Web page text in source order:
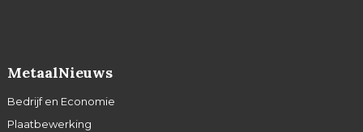
MetaalNieuws
Bedrijf en Economie
Plaatbewerking